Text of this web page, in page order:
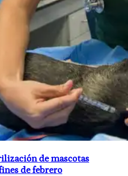
de mascotas
de febrero